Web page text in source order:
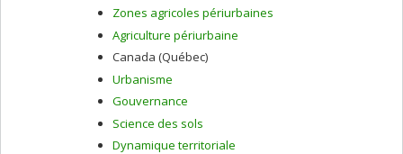
Zones agricoles périurbaines
Agriculture périurbaine
Canada (Québec)
Urbanisme
Gouvernance
Science des sols
Dynamique territoriale